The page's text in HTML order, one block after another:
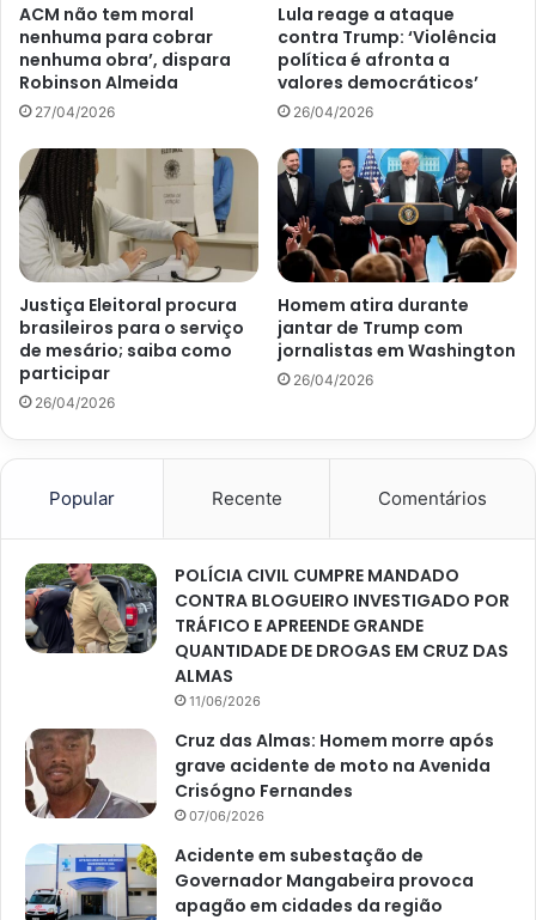
ACM não tem moral
nenhuma para cobrar
nenhuma obra’, dispara
Robinson Almeida
27/04/2026
Lula reage a ataque
contra Trump: ‘Violência
política é afronta a
valores democráticos’
26/04/2026
Justiça Eleitoral procura
brasileiros para o serviço
de mesário; saiba como
participar
26/04/2026
Homem atira durante
jantar de Trump com
jornalistas em Washington
26/04/2026
Popular Recente Comentários
POLÍCIA CIVIL CUMPRE MANDADO
CONTRA BLOGUEIRO INVESTIGADO POR
TRÁFICO E APREENDE GRANDE
QUANTIDADE DE DROGAS EM CRUZ DAS
ALMAS
11/06/2026
Cruz das Almas: Homem morre após
grave acidente de moto na Avenida
Crisógno Fernandes
07/06/2026
Acidente em subestação de
Governador Mangabeira provoca
apagão em cidades da região